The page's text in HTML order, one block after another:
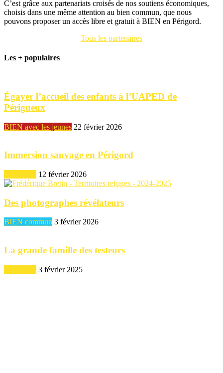
C’est grâce aux partenariats croisés de nos soutiens économiques,
choisis dans une même attention au bien commun, que nous
pouvons proposer un accès libre et gratuit à BIEN en Périgord.
Tous les partenaires
Les + populaires
Égayer l’accueil des enfants à l’UAPED de
Périgueux
BIEN avec les jeunes 22 février 2026
Immersion sauvage en Périgord
12 février 2026
Des photographes révélateurs
BIEN commun 3 février 2026
La grande famille des testeurs
3 février 2025